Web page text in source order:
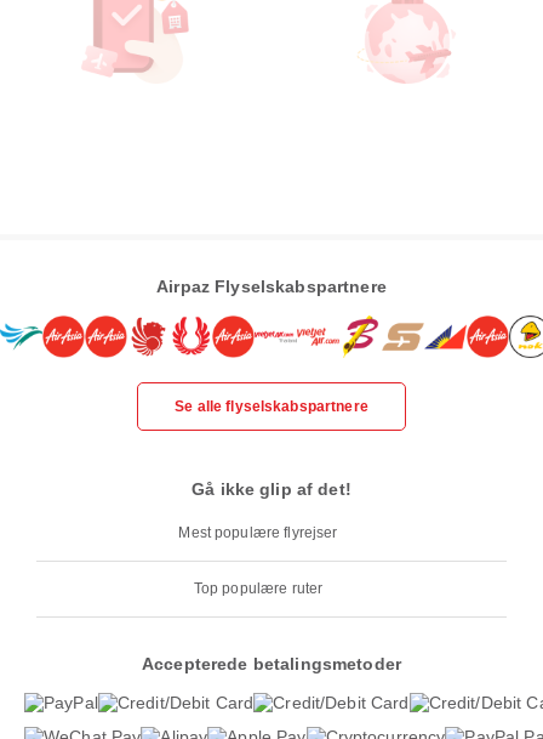
Airpaz Flyselskabspartnere
Se alle flyselskabspartnere
Gå ikke glip af det!
Mest populære flyrejser
Top populære ruter
Accepterede betalingsmetoder